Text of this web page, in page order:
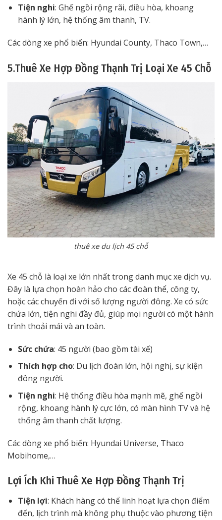
Tiện nghi: Ghế ngồi rộng rãi, điều hòa, khoang
hành lý lớn, hệ thống âm thanh, TV.
Các dòng xe phổ biến: Hyundai County, Thaco Town,…
5.Thuê Xe Hợp Đồng Thạnh Trị Loại Xe 45 Chỗ
thuê xe du lịch 45 chỗ
Xe 45 chỗ là loại xe lớn nhất trong danh mục xe dịch vụ.
Đây là lựa chọn hoàn hảo cho các đoàn thể, công ty,
hoặc các chuyến đi với số lượng người đông. Xe có sức
chứa lớn, tiện nghi đầy đủ, giúp mọi người có một hành
trình thoải mái và an toàn.
Sức chứa: 45 người (bao gồm tài xế)
Thích hợp cho: Du lịch đoàn lớn, hội nghị, sự kiện
đông người.
Tiện nghi: Hệ thống điều hòa mạnh mẽ, ghế ngồi
rộng, khoang hành lý cực lớn, có màn hình TV và hệ
thống âm thanh chất lượng.
Các dòng xe phổ biến: Hyundai Universe, Thaco
Mobihome,…
Lợi Ích Khi Thuê Xe Hợp Đồng Thạnh Trị
Tiện lợi: Khách hàng có thể linh hoạt lựa chọn điểm
đến, lịch trình mà không phụ thuộc vào phương tiện